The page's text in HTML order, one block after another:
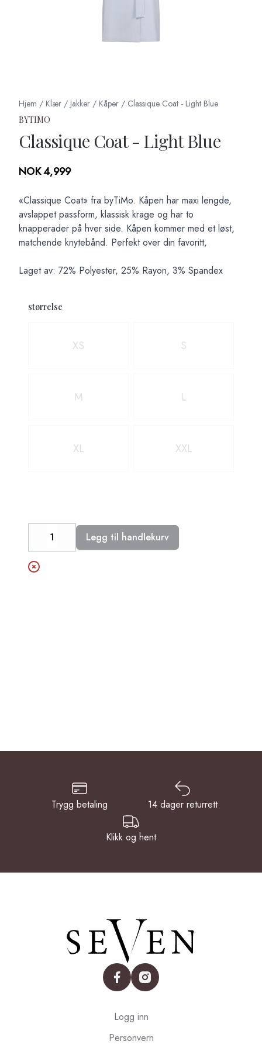
Hjem / Klær / Jakker / Kåper / Classique Coat - Light Blue
BYTIMO
Classique Coat - Light Blue
Produktdetaljer
NOK 4,999
Description
«Classique Coat» fra byTiMo. Kåpen har maxi lengde,
avslappet passform, klassisk krage og har to
knapperader på hver side. Kåpen kommer med et løst,
matchende knytebånd. Perfekt over din favoritt,
Laget av: 72% Polyester, 25% Rayon, 3% Spandex
størrelse
XS S
M L
XL XXL
DecreaseIncreaseLegg til handlekurv
Trygg betaling 14 dager returrett
Klikk og hent
facebookinstagram
Logg inn
Personvern